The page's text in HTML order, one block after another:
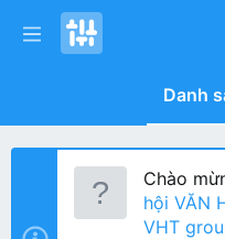
Danh
Chào
hội VĂN
VHT